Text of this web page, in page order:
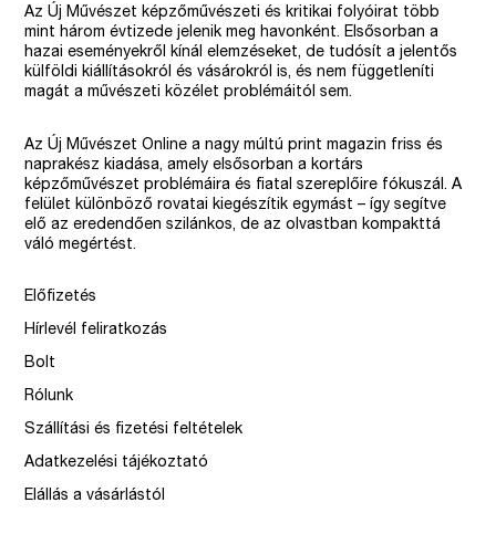
Az Új Művészet képzőművészeti és kritikai folyóirat több
mint három évtizede jelenik meg havonként. Elsősorban a
hazai eseményekről kínál elemzéseket, de tudósít a jelentős
külföldi kiállításokról és vásárokról is, és nem függetleníti
magát a művészeti közélet problémáitól sem.
Az Új Művészet Online a nagy múltú print magazin friss és
naprakész kiadása, amely elsősorban a kortárs
képzőművészet problémáira és fiatal szereplőire fókuszál. A
felület különböző rovatai kiegészítik egymást – így segítve
elő az eredendően szilánkos, de az olvastban kompakttá
váló megértést.
Előfizetés
Hírlevél feliratkozás
Bolt
Rólunk
Szállítási és fizetési feltételek
Adatkezelési tájékoztató
Elállás a vásárlástól